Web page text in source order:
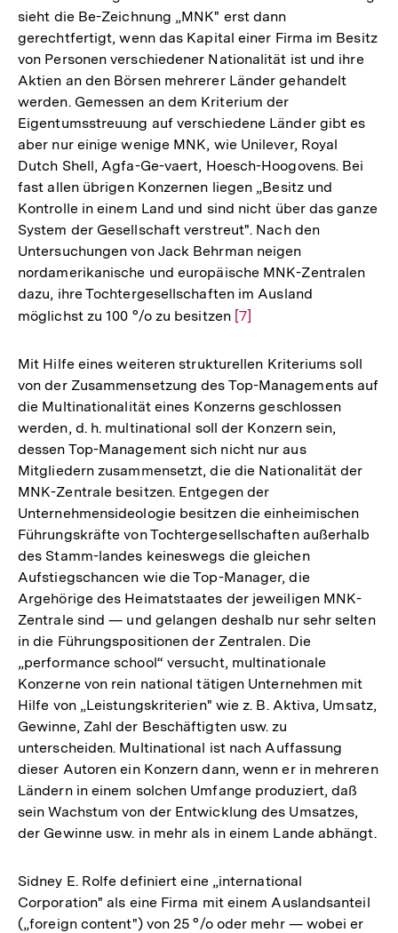
sieht die Be-Zeichnung „MNK" erst dann
gerechtfertigt, wenn das Kapital einer Firma im Besitz
von Personen verschiedener Nationalität ist und ihre
Aktien an den Börsen mehrerer Länder gehandelt
werden. Gemessen an dem Kriterium der
Eigentumsstreuung auf verschiedene Länder gibt es
aber nur einige wenige MNK, wie Unilever, Royal
Dutch Shell, Agfa-Ge-vaert, Hoesch-Hoogovens. Bei
fast allen übrigen Konzernen liegen „Besitz und
Kontrolle in einem Land und sind nicht über das ganze
System der Gesellschaft verstreut". Nach den
Untersuchungen von Jack Behrman neigen
nordamerikanische und europäische MNK-Zentralen
dazu, ihre Tochtergesellschaften im Ausland
möglichst zu 100 °/o zu besitzen Zur
der
Fußnote
[7]
Mit Hilfe eines weiteren strukturellen Kriteriums soll
von der Zusammensetzung des Top-Managements auf
die Multinationalität eines Konzerns geschlossen
werden, d. h. multinational soll der Konzern sein,
dessen Top-Management sich nicht nur aus
Mitgliedern zusammensetzt, die die Nationalität der
MNK-Zentrale besitzen. Entgegen der
Unternehmensideologie besitzen die einheimischen
Führungskräfte von Tochtergesellschaften außerhalb
des Stamm-landes keineswegs die gleichen
Aufstiegschancen wie die Top-Manager, die
Argehörige des Heimatstaates der jeweiligen MNK-
Zentrale sind — und gelangen deshalb nur sehr selten
in die Führungspositionen der Zentralen. Die
„performance school“ versucht, multinationale
Konzerne von rein national tätigen Unternehmen mit
Hilfe von „Leistungskriterien" wie z. B. Aktiva, Umsatz,
Gewinne, Zahl der Beschäftigten usw. zu
unterscheiden. Multinational ist nach Auffassung
dieser Autoren ein Konzern dann, wenn er in mehreren
Ländern in einem solchen Umfange produziert, daß
sein Wachstum von der Entwicklung des Umsatzes,
der Gewinne usw. in mehr als in einem Lande abhängt.
Sidney E. Rolfe definiert eine „international
Corporation" als eine Firma mit einem Auslandsanteil
(„foreign content") von 25 °/o oder mehr — wobei er